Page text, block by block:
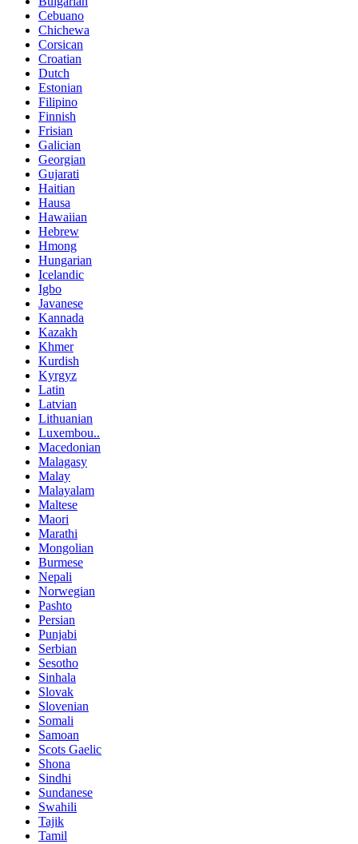
Cebuano
Chichewa
Corsican
Croatian
Dutch
Estonian
Filipino
Finnish
Frisian
Galician
Georgian
Gujarati
Haitian
Hausa
Hawaiian
Hebrew
Hmong
Hungarian
Icelandic
Igbo
Javanese
Kannada
Kazakh
Khmer
Kurdish
Kyrgyz
Latin
Latvian
Lithuanian
Luxembou..
Macedonian
Malagasy
Malay
Malayalam
Maltese
Maori
Marathi
Mongolian
Burmese
Nepali
Norwegian
Pashto
Persian
Punjabi
Serbian
Sesotho
Sinhala
Slovak
Slovenian
Somali
Samoan
Scots Gaelic
Shona
Sindhi
Sundanese
Swahili
Tajik
Tamil